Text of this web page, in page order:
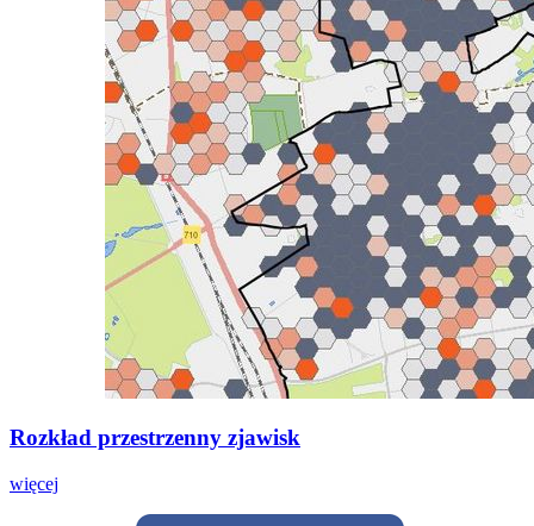
Rozkład przestrzenny zjawisk
więcej